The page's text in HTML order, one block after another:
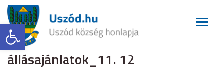
Eszköztár megnyitása
állásajánlatok_11. 12